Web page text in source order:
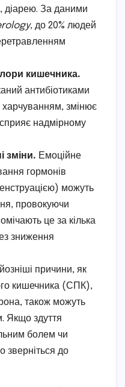
діарею. За даними
, до 20% людей
кишечника.
антибіотиками
змінює
надмірному
зміни. Емоційне
гормонів
можуть
провокуючи
це за кілька
зниження
причини, як
кишечника (СПК),
також можуть
Якщо здуття
болем чи
зверніться до